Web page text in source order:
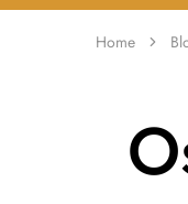
em
João
Pessoa
Home